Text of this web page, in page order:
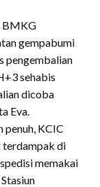
BMKG
gempabumi
pengembalian
sehabis
dicoba
Eva.
penuh, KCIC
terdampak di
memakai